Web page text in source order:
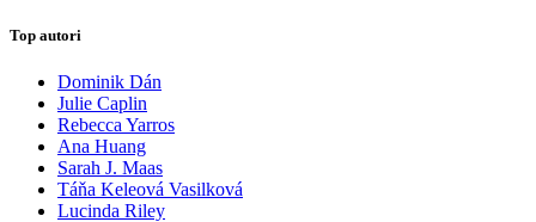
Top autori
Dominik Dán
Julie Caplin
Rebecca Yarros
Ana Huang
Sarah J. Maas
Táňa Keleová Vasilková
Lucinda Riley